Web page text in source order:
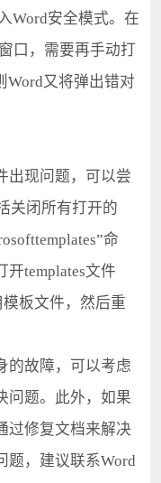
Word安全模式。在
口，需要再手动打
Word又将弹出错对
现问题，可以尝
关闭所有打开的
命
templates文件
板文件，然后重
故障，可以考虑
问题。此外，如果
过修复文档来解决
题，建议联系Word